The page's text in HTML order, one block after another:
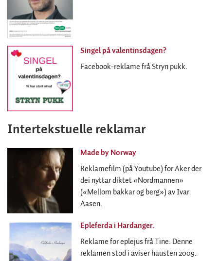
Singel på valentinsdagen?
Facebook-reklame frå Stryn pukk.
Intertekstuelle reklamar
Made by Norway
Reklamefilm (på Youtube) for Aker der
dei nyttar diktet «Nordmannen»
(«Mellom bakkar og berg») av Ivar
Aasen.
Epleferda i Hardanger.
Reklame for eplejus frå Tine. Denne
reklamen stod i aviser hausten 2009.